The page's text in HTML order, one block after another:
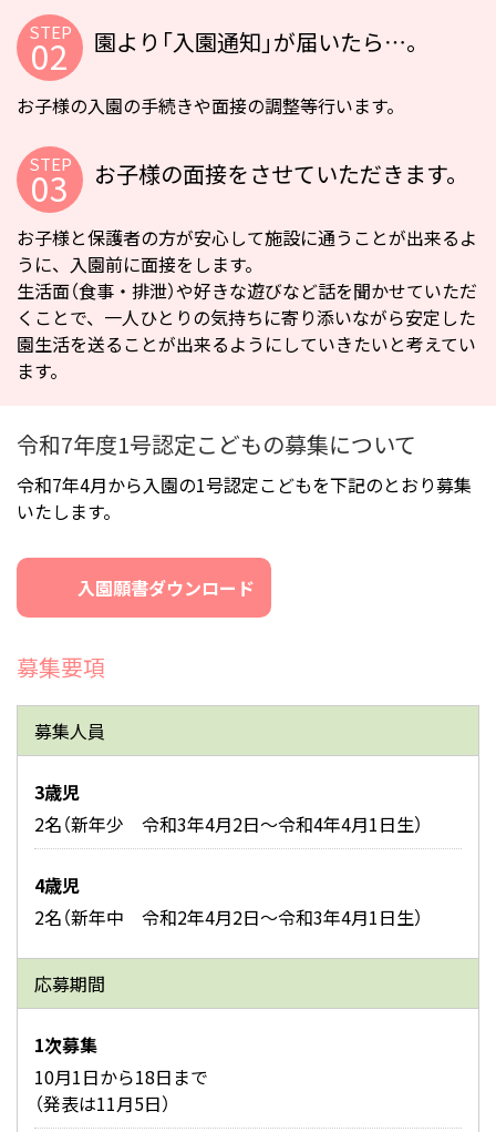
園より「入園通知」が届いたら…。
お子様の入園の手続きや面接の調整等行います。
お子様の面接をさせていただきます。
お子様と保護者の方が安心して施設に通うことが出来るよ
うに、入園前に面接をします。
生活面（食事・排泄）や好きな遊びなど話を聞かせていただ
くことで、一人ひとりの気持ちに寄り添いながら安定した
園生活を送ることが出来るようにしていきたいと考えてい
ます。
令和7年度1号認定こどもの募集について
令和7年4月から入園の1号認定こどもを下記のとおり募集
いたします。
入園願書ダウンロード
募集要項
募集人員
3歳児
2名（新年少 令和3年4月2日～令和4年4月1日生）
4歳児
2名（新年中 令和2年4月2日～令和3年4月1日生）
応募期間
1次募集
10月1日から18日まで
（発表は11月5日）